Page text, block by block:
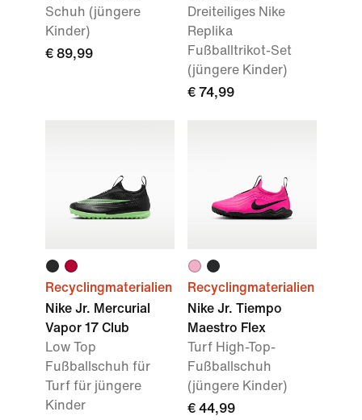
Schuh (jüngere
Kinder)
€ 89,99
Dreiteiliges Nike
Replika
Fußballtrikot-Set
(jüngere Kinder)
€ 74,99
Recyclingmaterialien
Nike Jr. Mercurial
Vapor 17 Club
Low Top
Fußballschuh für
Turf für jüngere
Kinder
Recyclingmaterialien
Nike Jr. Tiempo
Maestro Flex
Turf High-Top-
Fußballschuh
(jüngere Kinder)
€ 44,99